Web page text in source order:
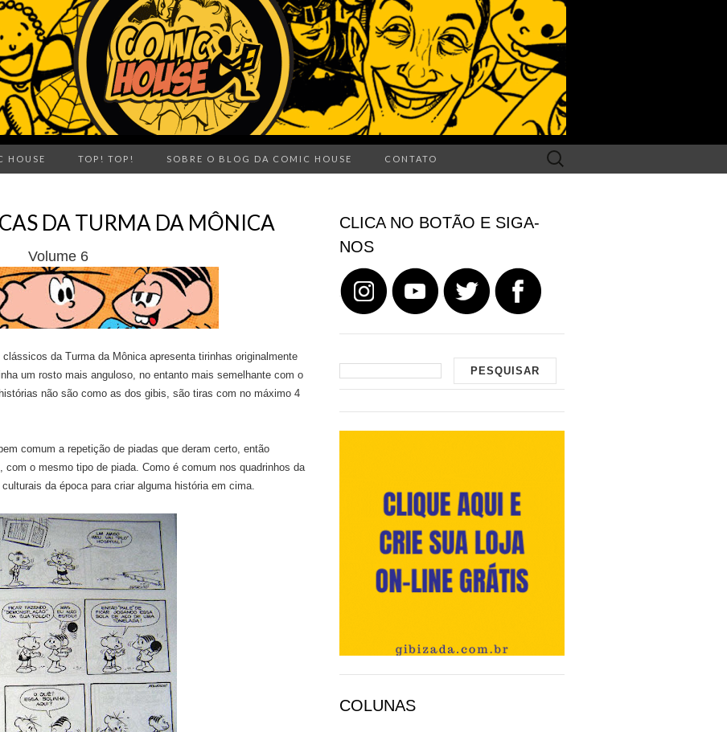
HOUSE TOP! TOP! SOBRE O BLOG DA COMIC HOUSE CONTATO
Search
for:
DA TURMA DA MÔNICA
Volume 6
da Turma da Mônica apresenta tirinhas originalmente
um rosto mais anguloso, no entanto mais semelhante com o
não são como as dos gibis, são tiras com no máximo 4
comum a repetição de piadas que deram certo, então
com o mesmo tipo de piada. Como é comum nos quadrinhos da
da época para criar alguma história em cima.
CLICA NO BOTÃO E SIGA-
NOS
COLUNAS